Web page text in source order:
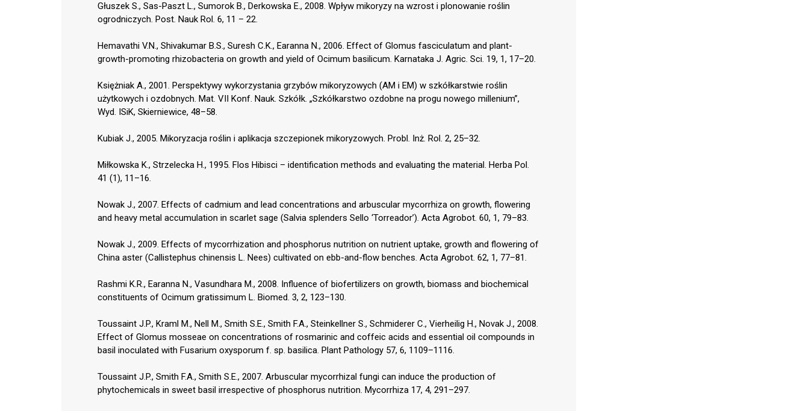
Głuszek S., Sas-Paszt L., Sumorok B., Derkowska E., 2008. Wpływ mikoryzy na wzrost i plonowanie roślin
ogrodniczych. Post. Nauk Rol. 6, 11 – 22.
Hemavathi V.N., Shivakumar B.S., Suresh C.K., Earanna N., 2006. Effect of Glomus fasciculatum and plant-
growth-promoting rhizobacteria on growth and yield of Ocimum basilicum. Karnataka J. Agric. Sci. 19, 1, 17–20.
Księżniak A., 2001. Perspektywy wykorzystania grzybów mikoryzowych (AM i EM) w szkółkarstwie roślin
użytkowych i ozdobnych. Mat. VII Konf. Nauk. Szkółk. „Szkółkarstwo ozdobne na progu nowego millenium”,
Wyd. ISiK, Skierniewice, 48–58.
Kubiak J., 2005. Mikoryzacja roślin i aplikacja szczepionek mikoryzowych. Probl. Inż. Rol. 2, 25–32.
Miłkowska K., Strzelecka H., 1995. Flos Hibisci – identification methods and evaluating the material. Herba Pol.
41 (1), 11–16.
Nowak J., 2007. Effects of cadmium and lead concentrations and arbuscular mycorrhiza on growth, flowering
and heavy metal accumulation in scarlet sage (Salvia splenders Sello ‘Torreador’). Acta Agrobot. 60, 1, 79–83.
Nowak J., 2009. Effects of mycorrhization and phosphorus nutrition on nutrient uptake, growth and flowering of
China aster (Callistephus chinensis L. Nees) cultivated on ebb-and-flow benches. Acta Agrobot. 62, 1, 77–81.
Rashmi K.R., Earanna N., Vasundhara M., 2008. Influence of biofertilizers on growth, biomass and biochemical
constituents of Ocimum gratissimum L. Biomed. 3, 2, 123–130.
Toussaint J.P., Kraml M., Nell M., Smith S.E., Smith F.A., Steinkellner S., Schmiderer C., Vierheilig H., Novak J., 2008.
Effect of Glomus mosseae on concentrations of rosmarinic and coffeic acids and essential oil compounds in
basil inoculated with Fusarium oxysporum f. sp. basilica. Plant Pathology 57, 6, 1109–1116.
Toussaint J.P., Smith F.A., Smith S.E., 2007. Arbuscular mycorrhizal fungi can induce the production of
phytochemicals in sweet basil irrespective of phosphorus nutrition. Mycorrhiza 17, 4, 291–297.